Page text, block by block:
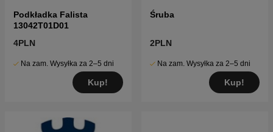
Podkładka Falista
13042T01D01
4PLN
Na zam. Wysyłka za 2–5 dni
Kup!
Śruba
2PLN
Na zam. Wysyłka za 2–5 dni
Kup!